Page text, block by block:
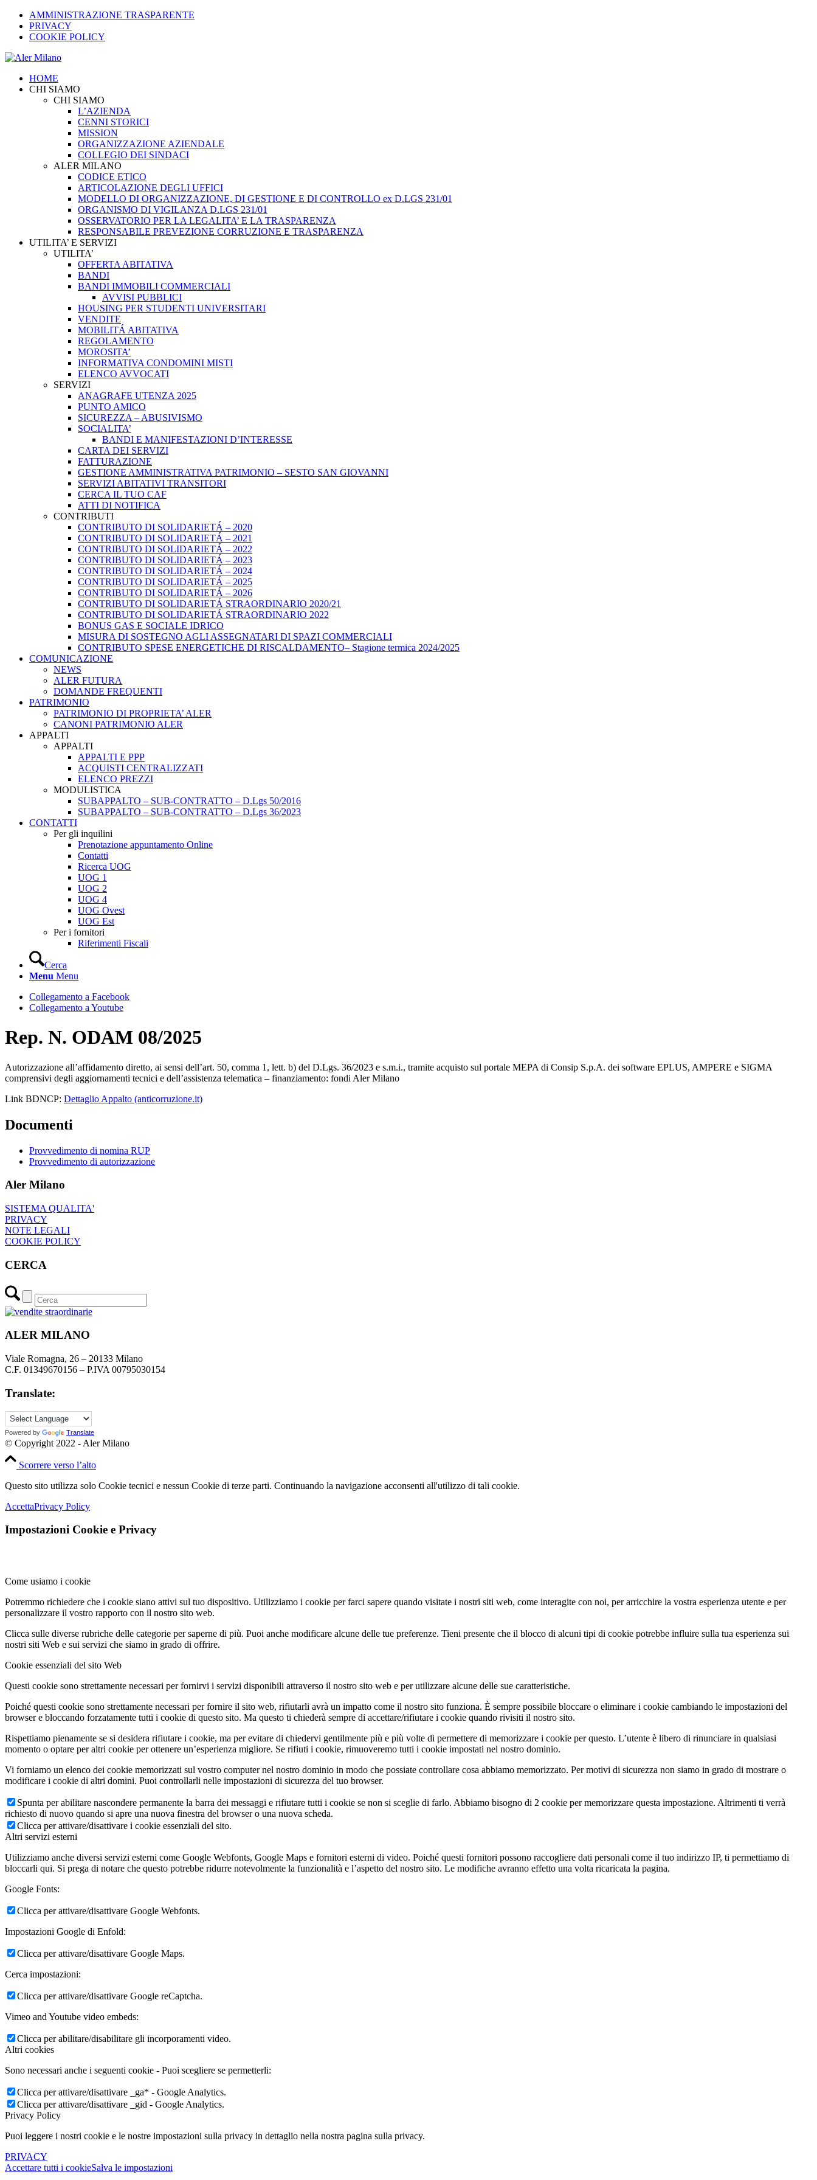
AMMINISTRAZIONE TRASPARENTE
PRIVACY
COOKIE POLICY
HOME
CHI SIAMO
CHI SIAMO
L’AZIENDA
CENNI STORICI
MISSION
ORGANIZZAZIONE AZIENDALE
COLLEGIO DEI SINDACI
ALER MILANO
CODICE ETICO
ARTICOLAZIONE DEGLI UFFICI
MODELLO DI ORGANIZZAZIONE, DI GESTIONE E DI CONTROLLO ex D.LGS 231/01
ORGANISMO DI VIGILANZA D.LGS 231/01
OSSERVATORIO PER LA LEGALITA’ E LA TRASPARENZA
RESPONSABILE PREVEZIONE CORRUZIONE E TRASPARENZA
UTILITA’ E SERVIZI
UTILITA’
OFFERTA ABITATIVA
BANDI
BANDI IMMOBILI COMMERCIALI
AVVISI PUBBLICI
HOUSING PER STUDENTI UNIVERSITARI
VENDITE
MOBILITÁ ABITATIVA
REGOLAMENTO
MOROSITA’
INFORMATIVA CONDOMINI MISTI
ELENCO AVVOCATI
SERVIZI
ANAGRAFE UTENZA 2025
PUNTO AMICO
SICUREZZA – ABUSIVISMO
SOCIALITA’
BANDI E MANIFESTAZIONI D’INTERESSE
CARTA DEI SERVIZI
FATTURAZIONE
GESTIONE AMMINISTRATIVA PATRIMONIO – SESTO SAN GIOVANNI
SERVIZI ABITATIVI TRANSITORI
CERCA IL TUO CAF
ATTI DI NOTIFICA
CONTRIBUTI
CONTRIBUTO DI SOLIDARIETÁ – 2020
CONTRIBUTO DI SOLIDARIETÁ – 2021
CONTRIBUTO DI SOLIDARIETÁ – 2022
CONTRIBUTO DI SOLIDARIETÁ – 2023
CONTRIBUTO DI SOLIDARIETÁ – 2024
CONTRIBUTO DI SOLIDARIETÁ – 2025
CONTRIBUTO DI SOLIDARIETÁ – 2026
CONTRIBUTO DI SOLIDARIETÁ STRAORDINARIO 2020/21
CONTRIBUTO DI SOLIDARIETÁ STRAORDINARIO 2022
BONUS GAS E SOCIALE IDRICO
MISURA DI SOSTEGNO AGLI ASSEGNATARI DI SPAZI COMMERCIALI
CONTRIBUTO SPESE ENERGETICHE DI RISCALDAMENTO– Stagione termica 2024/2025
COMUNICAZIONE
NEWS
ALER FUTURA
DOMANDE FREQUENTI
PATRIMONIO
PATRIMONIO DI PROPRIETA’ ALER
CANONI PATRIMONIO ALER
APPALTI
APPALTI
APPALTI E PPP
ACQUISTI CENTRALIZZATI
ELENCO PREZZI
MODULISTICA
SUBAPPALTO – SUB-CONTRATTO – D.Lgs 50/2016
SUBAPPALTO – SUB-CONTRATTO – D.Lgs 36/2023
CONTATTI
Per gli inquilini
Prenotazione appuntamento Online
Contatti
Ricerca UOG
UOG 1
UOG 2
UOG 4
UOG Ovest
UOG Est
Per i fornitori
Riferimenti Fiscali
Cerca
Menu Menu
Collegamento a Facebook
Collegamento a Youtube
Rep. N. ODAM 08/2025
Autorizzazione all’affidamento diretto, ai sensi dell’art. 50, comma 1, lett. b) del D.Lgs. 36/2023 e s.m.i., tramite acquisto sul portale MEPA di Consip S.p.A. dei software EPLUS, AMPERE e SIGMA
comprensivi degli aggiornamenti tecnici e dell’assistenza telematica – finanziamento: fondi Aler Milano
Link BDNCP: Dettaglio Appalto (anticorruzione.it)
Documenti
Provvedimento di nomina RUP
Provvedimento di autorizzazione
Aler Milano
SISTEMA QUALITA'
PRIVACY
NOTE LEGALI
COOKIE POLICY
CERCA
ALER MILANO
Viale Romagna, 26 – 20133 Milano
C.F. 01349670156 – P.IVA 00795030154
Translate:
Powered by Translate
© Copyright 2022 - Aler Milano
Scorrere verso l’alto
Questo sito utilizza solo Cookie tecnici e nessun Cookie di terze parti. Continuando la navigazione acconsenti all'utilizzo di tali cookie.
AccettaPrivacy Policy
Impostazioni Cookie e Privacy
Come usiamo i cookie
Potremmo richiedere che i cookie siano attivi sul tuo dispositivo. Utilizziamo i cookie per farci sapere quando visitate i nostri siti web, come interagite con noi, per arricchire la vostra esperienza utente e per
personalizzare il vostro rapporto con il nostro sito web.
Clicca sulle diverse rubriche delle categorie per saperne di più. Puoi anche modificare alcune delle tue preferenze. Tieni presente che il blocco di alcuni tipi di cookie potrebbe influire sulla tua esperienza sui
nostri siti Web e sui servizi che siamo in grado di offrire.
Cookie essenziali del sito Web
Questi cookie sono strettamente necessari per fornirvi i servizi disponibili attraverso il nostro sito web e per utilizzare alcune delle sue caratteristiche.
Poiché questi cookie sono strettamente necessari per fornire il sito web, rifiutarli avrà un impatto come il nostro sito funziona. È sempre possibile bloccare o eliminare i cookie cambiando le impostazioni del
browser e bloccando forzatamente tutti i cookie di questo sito. Ma questo ti chiederà sempre di accettare/rifiutare i cookie quando rivisiti il nostro sito.
Rispettiamo pienamente se si desidera rifiutare i cookie, ma per evitare di chiedervi gentilmente più e più volte di permettere di memorizzare i cookie per questo. L’utente è libero di rinunciare in qualsiasi
momento o optare per altri cookie per ottenere un’esperienza migliore. Se rifiuti i cookie, rimuoveremo tutti i cookie impostati nel nostro dominio.
Vi forniamo un elenco dei cookie memorizzati sul vostro computer nel nostro dominio in modo che possiate controllare cosa abbiamo memorizzato. Per motivi di sicurezza non siamo in grado di mostrare o
modificare i cookie di altri domini. Puoi controllarli nelle impostazioni di sicurezza del tuo browser.
Spunta per abilitare nascondere permanente la barra dei messaggi e rifiutare tutti i cookie se non si sceglie di farlo. Abbiamo bisogno di 2 cookie per memorizzare questa impostazione. Altrimenti ti verrà
richiesto di nuovo quando si apre una nuova finestra del browser o una nuova scheda.
Clicca per attivare/disattivare i cookie essenziali del sito.
Altri servizi esterni
Utilizziamo anche diversi servizi esterni come Google Webfonts, Google Maps e fornitori esterni di video. Poiché questi fornitori possono raccogliere dati personali come il tuo indirizzo IP, ti permettiamo di
bloccarli qui. Si prega di notare che questo potrebbe ridurre notevolmente la funzionalità e l’aspetto del nostro sito. Le modifiche avranno effetto una volta ricaricata la pagina.
Google Fonts:
Clicca per attivare/disattivare Google Webfonts.
Impostazioni Google di Enfold:
Clicca per attivare/disattivare Google Maps.
Cerca impostazioni:
Clicca per attivare/disattivare Google reCaptcha.
Vimeo and Youtube video embeds:
Clicca per abilitare/disabilitare gli incorporamenti video.
Altri cookies
Sono necessari anche i seguenti cookie - Puoi scegliere se permetterli:
Clicca per attivare/disattivare _ga* - Google Analytics.
Clicca per attivare/disattivare _gid - Google Analytics.
Privacy Policy
Puoi leggere i nostri cookie e le nostre impostazioni sulla privacy in dettaglio nella nostra pagina sulla privacy.
PRIVACY
Accettare tutti i cookieSalva le impostazioni